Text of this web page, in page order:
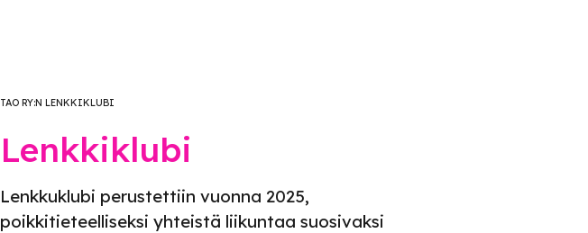
TAO RY:N LENKKIKLUBI
Lenkkiklubi
Lenkkuklubi perustettiin vuonna 2025,
poikkitieteelliseksi yhteistä liikuntaa suosivaksi